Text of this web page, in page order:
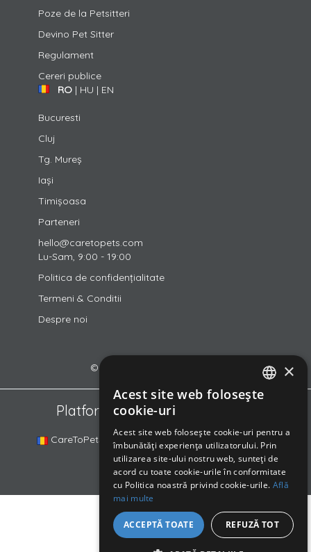
Poze de la Petsitteri
Devino Pet Sitter
Regulament
Cereri publice
RO | HU | EN
Bucuresti
Cluj
Tg. Mureș
Iași
Timișoasa
Parteneri
hello@caretopets.com
Lu-Sam, 9:00 - 19:00
Politica de confidențialitate
Termeni & Conditii
Despre noi
© 2018-2026 CareToPets Ltd
Platformele din familia noastră
CareToPets.com DogSurf.hu DOGINNI.cz
ROMANIAN
HUNGARIAN
×
Acest site web folosește
cookie-uri
Acest site web folosește cookie-uri pentru a
îmbunătăți experiența utilizatorului. Prin
utilizarea site-ului nostru web, sunteți de
acord cu toate cookie-urile în conformitate
cu Politica noastră privind cookie-urile. Află
mai multe
ACCEPTĂ TOATE REFUZĂ TOT